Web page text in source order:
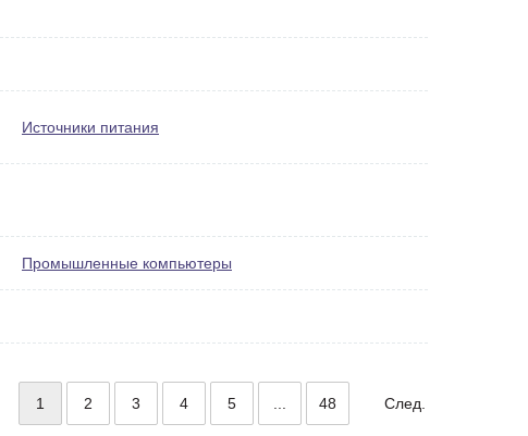
Источники питания
Промышленные компьютеры
1 2 3 4 5 48 След.